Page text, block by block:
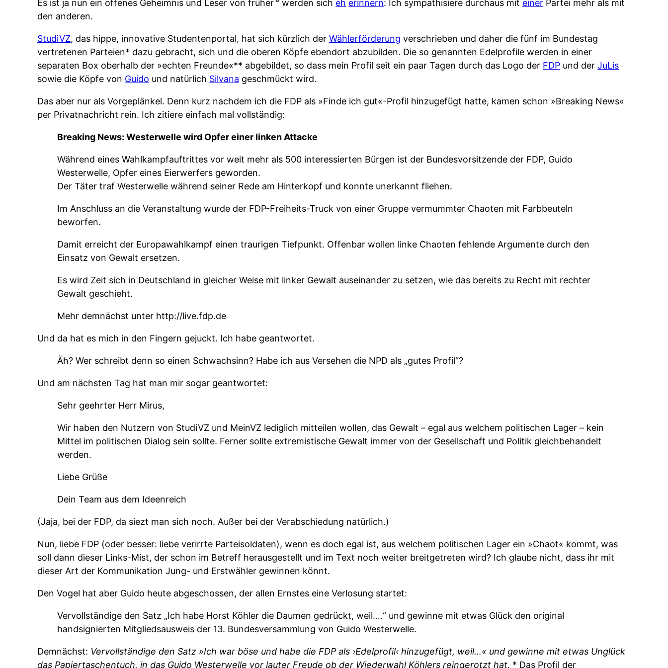
Es ist ja nun ein offenes Geheimnis und Leser von früher™ werden sich eh erinnern: Ich sympathisiere durchaus mit einer Partei mehr als mit
den anderen.
StudiVZ, das hippe, innovative Studentenportal, hat sich kürzlich derWählerförderung verschrieben und daher die fünf im Bundestag
vertretenen Parteien* dazu gebracht, sich und die oberen Köpfe ebendort abzubilden. Die so genannten Edelprofile werden in einer
separaten Box oberhalb der »echten Freunde«** abgebildet, so dass mein Profil seit ein paar Tagen durch das Logo der FDP und derJuLis
sowie die Köpfe von Guido und natürlich Silvana geschmückt wird.
Das aber nur als Vorgeplänkel. Denn kurz nachdem ich die FDP als »Finde ich gut«-Profil hinzugefügt hatte, kamen schon »Breaking News«
per Privatnachricht rein. Ich zitiere einfach mal vollständig:
Breaking News: Westerwelle wird Opfer einer linken Attacke
Während eines Wahlkampfauftrittes vor weit mehr als 500 interessierten Bürgen ist der Bundesvorsitzende der FDP, Guido
Westerwelle, Opfer eines Eierwerfers geworden.
Der Täter traf Westerwelle während seiner Rede am Hinterkopf und konnte unerkannt fliehen.
Im Anschluss an die Veranstaltung wurde der FDP-Freiheits-Truck von einer Gruppe vermummter Chaoten mit Farbbeuteln
beworfen.
Damit erreicht der Europawahlkampf einen traurigen Tiefpunkt. Offenbar wollen linke Chaoten fehlende Argumente durch den
Einsatz von Gewalt ersetzen.
Es wird Zeit sich in Deutschland in gleicher Weise mit linker Gewalt auseinander zu setzen, wie das bereits zu Recht mit rechter
Gewalt geschieht.
Mehr demnächst unter http://live.fdp.de
Und da hat es mich in den Fingern gejuckt. Ich habe geantwortet.
Äh? Wer schreibt denn so einen Schwachsinn? Habe ich aus Versehen die NPD als „gutes Profil“?
Und am nächsten Tag hat man mir sogar geantwortet:
Sehr geehrter Herr Mirus,
Wir haben den Nutzern von StudiVZ und MeinVZ lediglich mitteilen wollen, das Gewalt – egal aus welchem politischen Lager – kein
Mittel im politischen Dialog sein sollte. Ferner sollte extremistische Gewalt immer von der Gesellschaft und Politik gleichbehandelt
werden.
Liebe Grüße
Dein Team aus dem Ideenreich
(Jaja, bei der FDP, da siezt man sich noch. Außer bei der Verabschiedung natürlich.)
Nun, liebe FDP (oder besser: liebe verirrte Parteisoldaten), wenn es doch egal ist, aus welchem politischen Lager ein »Chaot« kommt, was
soll dann dieser Links-Mist, der schon im Betreff herausgestellt und im Text noch weiter breitgetreten wird? Ich glaube nicht, dass ihr mit
dieser Art der Kommunikation Jung- und Erstwähler gewinnen könnt.
Den Vogel hat aber Guido heute abgeschossen, der allen Ernstes eine Verlosung startet:
Vervollständige den Satz „Ich habe Horst Köhler die Daumen gedrückt, weil….“ und gewinne mit etwas Glück den original
handsignierten Mitgliedsausweis der 13. Bundesversammlung von Guido Westerwelle.
Demnächst: Vervollständige den Satz »Ich war böse und habe die FDP als ›Edelprofil‹ hinzugefügt, weil…« und gewinne mit etwas Unglück
das Papiertaschentuch, in das Guido Westerwelle vor lauter Freude ob der Wiederwahl Köhlers reingerotzt hat. * Das Profil der